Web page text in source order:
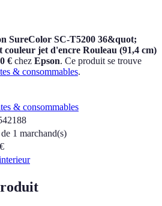
SureColor SC-T5200 36&quot;
jet d'encre Rouleau (91,4 cm)
€ chez Epson. Ce produit se trouve
& consommables.
& consommables
1 marchand(s)
€